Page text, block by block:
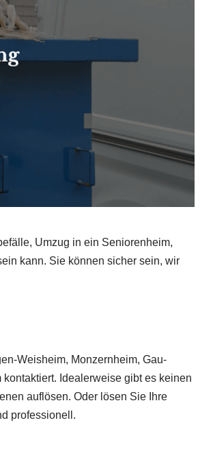
Umzug in ein Seniorenheim,
kann. Sie können sicher sein, wir
Weisheim, Monzernheim, Gau-
Idealerweise gibt es keinen
auflösen. Oder lösen Sie Ihre
professionell.